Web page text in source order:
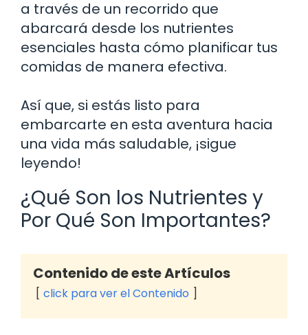
a través de un recorrido que
abarcará desde los nutrientes
esenciales hasta cómo planificar tus
comidas de manera efectiva.
Así que, si estás listo para
embarcarte en esta aventura hacia
una vida más saludable, ¡sigue
leyendo!
¿Qué Son los Nutrientes y
Por Qué Son Importantes?
Contenido de este Artículos
click para ver el Contenido